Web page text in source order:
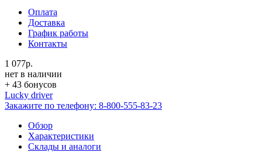
Оплата
Доставка
График работы
Контакты
1 077р.
нет в наличии
+ 43 бонусов
Lucky driver
Закажите по телефону: 8-800-555-83-23
Обзор
Характеристики
Склады и аналоги